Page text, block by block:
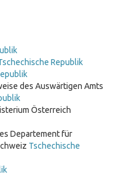
Republik
des Auswärtigen Amts
Österreich
Departement für
Tschechische